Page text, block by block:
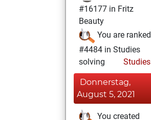
#16177 in Fritz
Beauty
You are ranked
#4484 in Studies
solving
Studies
Donnerstag,
August 5, 2021
You created